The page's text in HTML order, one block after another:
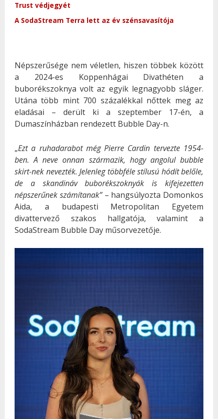
Trust védjegyét
A SodaStream Terra lett az év szénsavasítója
Népszerűsége nem véletlen, hiszen többek között
a 2024-es Koppenhágai Divathéten a
buborékszoknya volt az egyik legnagyobb sláger.
Utána több mint 700 százalékkal nőttek meg az
eladásai – derült ki a szeptember 17-én, a
Dumaszínházban rendezett Bubble Day-n.
„Ezt a ruhadarabot még Pierre Cardin tervezte 1954-
ben. A neve onnan származik, hogy angolul bubble
skirt-nek nevezték. Jelenleg többféle stílusú hódít belőle,
de a skandináv buborékszoknyák is kifejezetten
népszerűnek számítanak”– hangsúlyozta Domonkos
Aida, a budapesti Metropolitan Egyetem
divattervező szakos hallgatója, valamint a
SodaStream Bubble Day műsorvezetője.